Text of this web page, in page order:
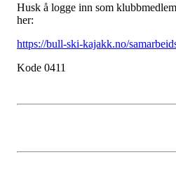
Husk å logge inn som
her:
https://bull-ski-kajakk.no/
Kode 0411